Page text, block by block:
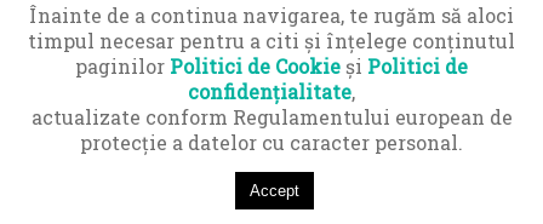
© Copyright 2016-2026 Hyper Cărți SRL · Toate drepturile
Înainte de a continua navigarea, te rugăm să aloci
timpul necesar pentru a citi și înțelege conținutul
paginilor Politici de Cookieși Politici de
confidențialitate,
actualizate conform Regulamentului european de
protecţie a datelor cu caracter personal.
Accept